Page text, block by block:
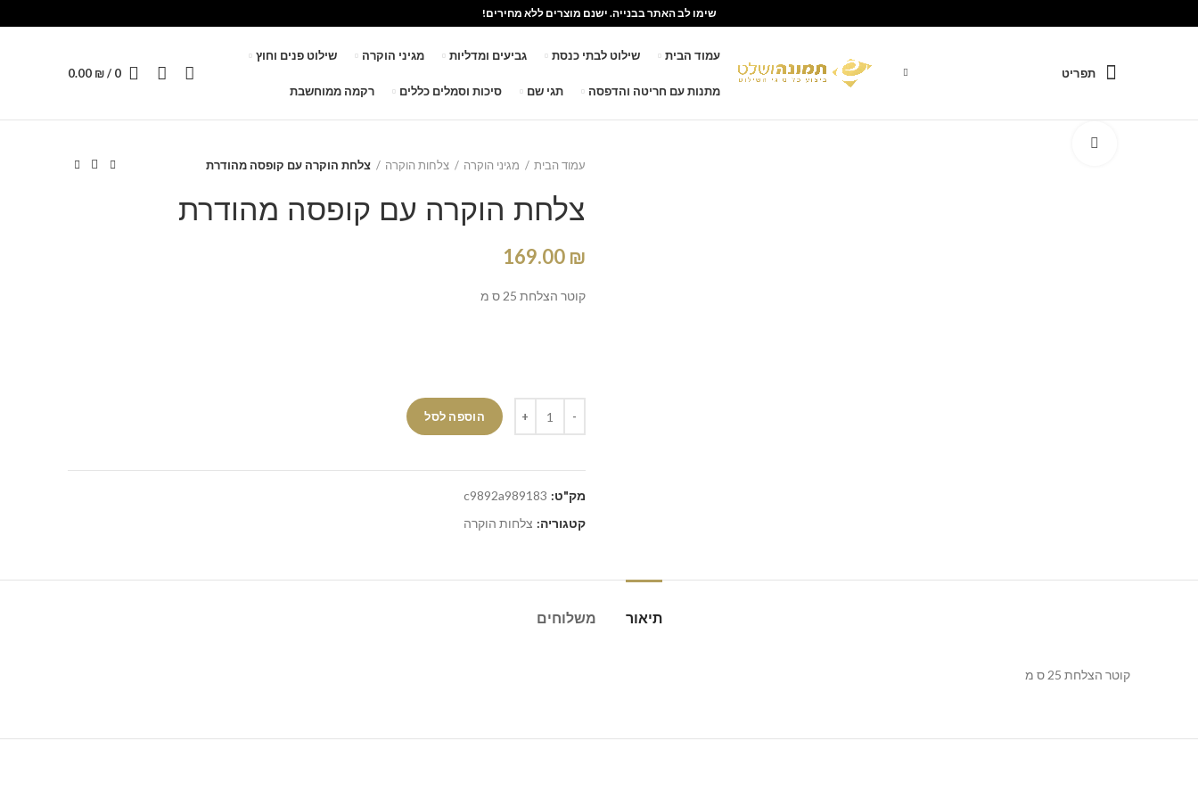
שימו לב האתר בבנייה. ישנם מוצרים ללא מחירים!
תפריט
עמוד הבית שילוט לבתי כנסת גביעים ומדליות מגיני הוקרה שילוט פנים וחוץ
מתנות עם חריטה והדפסה תגי שם סיכות וסמלים כללים רקמה ממוחשבת
0
/
0.00 ₪
עמוד הבית
מגיני הוקרה צלחות הוקרה צלחת הוקרה עם קופסה מהודרת
צלחת הוקרה עם קופסה מהודרת
169.00 ₪
קוטר הצלחת 25 ס מ
הוספה לסל
מק"ט: c9892a989183
קטגוריה: צלחות הוקרה
תיאור משלוחים
קוטר הצלחת 25 ס מ